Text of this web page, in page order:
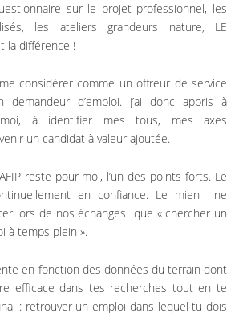
ICF – International
Collaborative Foundation
Diversity Lab
International Internship
Program
Femme & Pouvoir
Nous soutenir
Taxe d’apprentissage
Faire un don
sur le projet professionnel, les
les ateliers grandeurs nature, LE
la différence !
me considérer comme un offreur de service
d’emploi. J’ai donc appris à
à identifier mes tous, mes axes
un candidat à valeur ajoutée.
reste pour moi, l’un des points forts. Le
en confiance. Le mien ne
lors de nos échanges que « chercher un
à temps plein ».
en fonction des données du terrain dont
efficace dans tes recherches tout en te
: retrouver un emploi dans lequel tu dois